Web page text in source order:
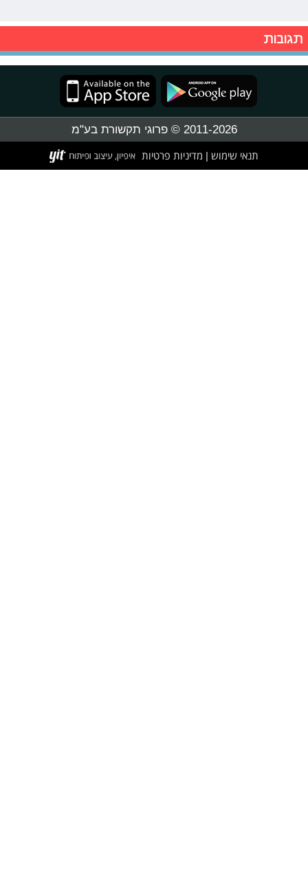
תגובות
2011-2026 © פרוגי תקשורת בע"מ
תנאי שימוש מדיניות פרטיות